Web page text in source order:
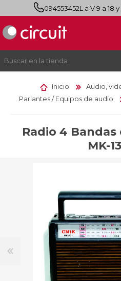
094553452L a V 9 a 18
REGISTRO
Inicio
Audio,
Parlantes / Equipos de audio
Radio 4
MK-